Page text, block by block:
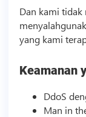
Dan kami tidak
yang kami
Keamanan
DdoS
Man in